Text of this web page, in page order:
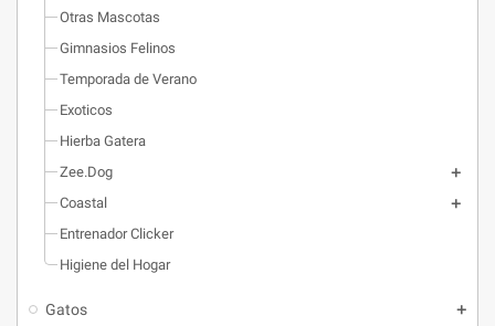
Otras Mascotas
Gimnasios Felinos
Temporada de Verano
Exoticos
Hierba Gatera
Zee.Dog
Coastal
Entrenador Clicker
Higiene del Hogar
Gatos